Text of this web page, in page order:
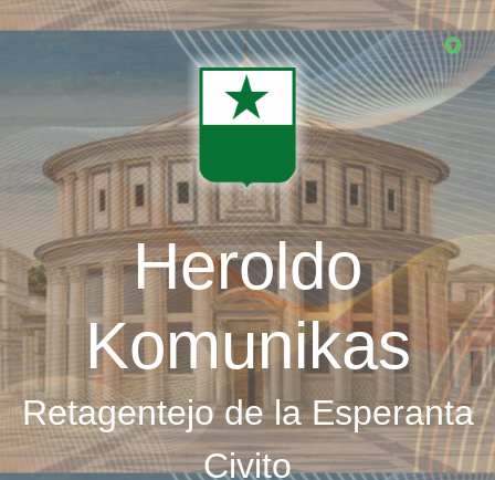
Skip
Heroldo
Komunikas
Retagentejo de la Esperanta
Civito